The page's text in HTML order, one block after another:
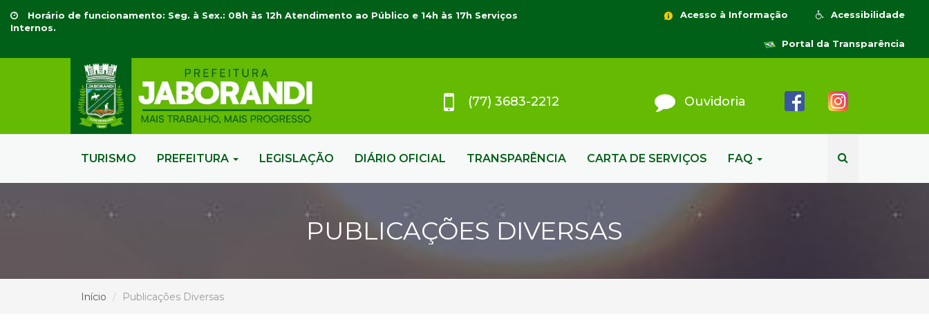
Horário de funcionamento: Seg. à Sex.: 08h às 12h Atendimento ao Público e 14h às 17h Serviços
Internos.
Acessibilidade
Acesso à Informação
Portal da Transparência
(77) 3683-2212 Ouvidoria
TURISMO PREFEITURA LEGISLAÇÃO DIÁRIO OFICIAL TRANSPARÊNCIA CARTA DE SERVIÇOS FAQ
PUBLICAÇÕES DIVERSAS
Início Publicações Diversas